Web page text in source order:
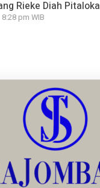
Rieke Diah Pitaloka
pm WIB